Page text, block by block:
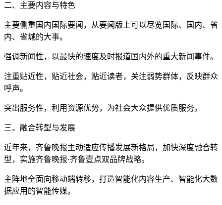
二、主要内容与特色
主要侧重国内国际要闻，从要闻版上可以尽览国际、国内、省
内、省城的大事。
强调新闻性，以最快的速度及时报道国内外的重大新闻事件。
注重贴近性，贴近社会，贴近读者，关注弱势群体，反映群众
呼声。
突出服务性，利用资源优势，为社会大众提供优质服务。
三、融合转型与发展
近年来，齐鲁晚报主动适应传播发展新格局，加快深度融合转
型，实施齐鲁晚报·齐鲁壹点双品牌战略。
主阵地全面向移动端转移，打造智能化内容生产、智能化大数
据应用的智能传媒。